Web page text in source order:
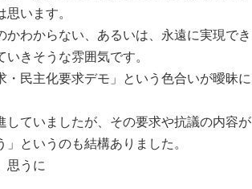
います。
わからない、あるいは、永遠に実現でき
きそうな雰囲気です。
民主化要求デモ」という色合いが曖昧に
ていましたが、その要求や抗議の内容が
というのも結構ありました。
思うに